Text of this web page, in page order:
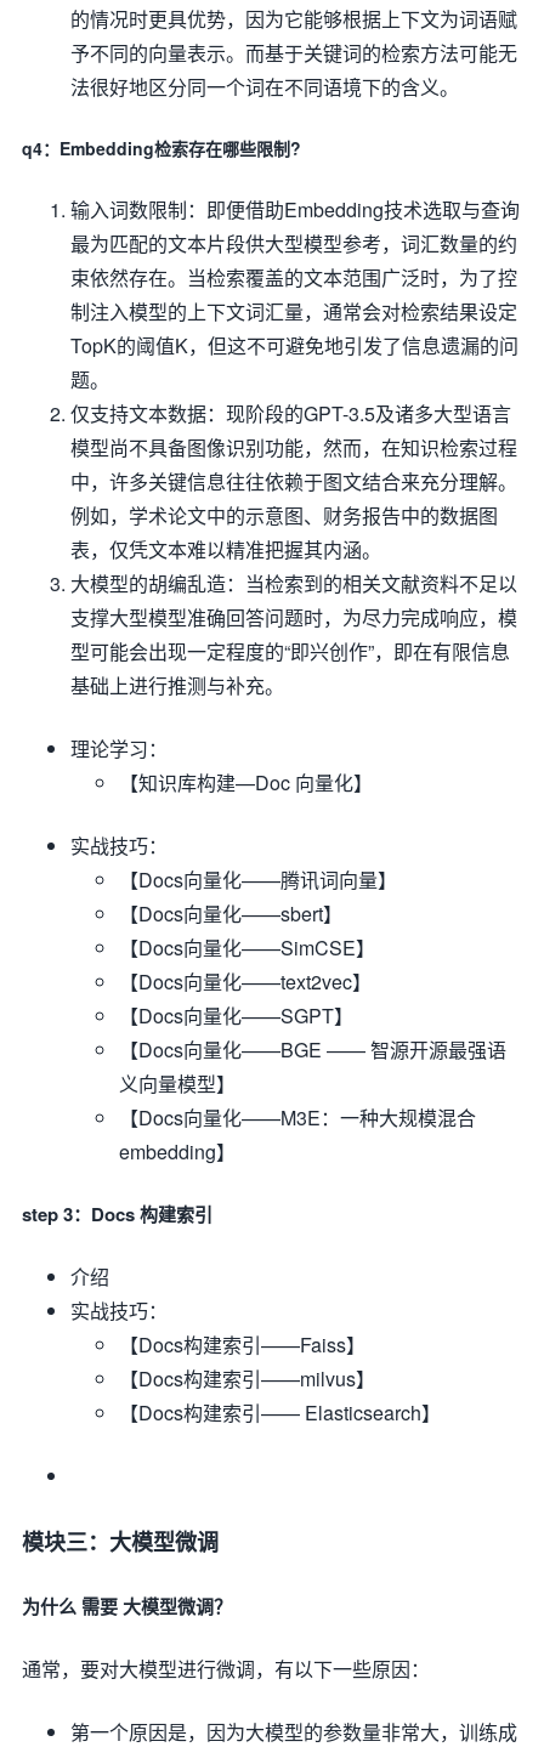
的情况时更具优势，因为它能够根据上下文为词语赋
予不同的向量表示。而基于关键词的检索方法可能无
法很好地区分同一个词在不同语境下的含义。
q4：Embedding检索存在哪些限制?
输入词数限制：即便借助Embedding技术选取与查询
最为匹配的文本片段供大型模型参考，词汇数量的约
束依然存在。当检索覆盖的文本范围广泛时，为了控
制注入模型的上下文词汇量，通常会对检索结果设定
TopK的阈值K，但这不可避免地引发了信息遗漏的问
题。
仅支持文本数据：现阶段的GPT-3.5及诸多大型语言
模型尚不具备图像识别功能，然而，在知识检索过程
中，许多关键信息往往依赖于图文结合来充分理解。
例如，学术论文中的示意图、财务报告中的数据图
表，仅凭文本难以精准把握其内涵。
大模型的胡编乱造：当检索到的相关文献资料不足以
支撑大型模型准确回答问题时，为尽力完成响应，模
型可能会出现一定程度的“即兴创作”，即在有限信息
基础上进行推测与补充。
理论学习：
【知识库构建—Doc 向量化】
实战技巧：
【Docs向量化——腾讯词向量】
【Docs向量化——sbert】
【Docs向量化——SimCSE】
【Docs向量化——text2vec】
【Docs向量化——SGPT】
【Docs向量化——BGE —— 智源开源最强语
义向量模型】
【Docs向量化——M3E：一种大规模混合
embedding】
step 3：Docs 构建索引
介绍
实战技巧：
【Docs构建索引——Faiss】
【Docs构建索引——milvus】
【Docs构建索引—— Elasticsearch】
模块三：大模型微调
为什么 需要 大模型微调？
通常，要对大模型进行微调，有以下一些原因：
第一个原因是，因为大模型的参数量非常大，训练成